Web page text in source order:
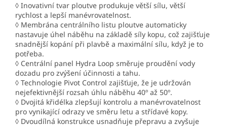
◊ Inovativní tvar ploutve produkuje větší sílu, větší
rychlost a lepší manévrovatelnost.
◊ Membrána centrálního listu ploutve automaticky
nastavuje úhel náběhu na základě síly kopu, což zajišťuje
snadnější kopání při plavbě a maximální sílu, když je to
potřeba.
◊ Centrální panel Hydra Loop směruje proudění vody
dozadu pro zvýšení účinnosti a tahu.
◊ Technologie Pivot Control zajišťuje, že je udržován
nejefektivnější rozsah úhlu náběhu 40º až 50º.
◊ Dvojitá křidélka zlepšují kontrolu a manévrovatelnost
pro vynikající odrazy ve směru letu a střídavé kopy.
◊ Dvoudílná konstrukce usnadňuje přepravu a zvyšuje